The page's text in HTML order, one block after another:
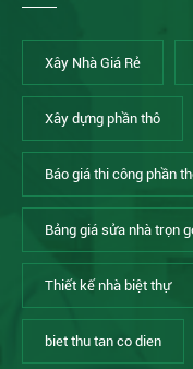
Xây Nhà Giá Rẻ
Xây dựng phần thô
Báo giá thi công phần
Bảng giá sửa nhà trọn
Thiết kế nhà biệt thự
biet thu tan co dien